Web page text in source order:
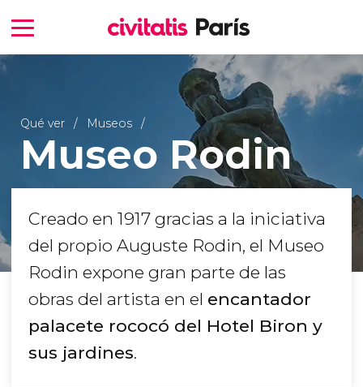
Qué ver Museos
Museo Rodin
Creado en 1917 gracias a la iniciativa
del propio Auguste Rodin, el Museo
Rodin expone gran parte de las
obras del artista en el encantador
palacete rococó del Hotel Biron y
sus jardines.